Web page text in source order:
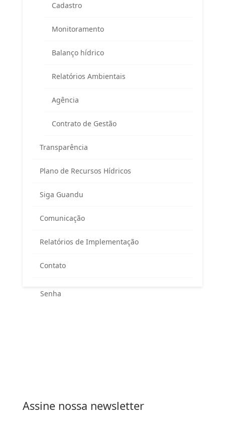
Cadastro
Monitoramento
Balanço hídrico
Relatórios Ambientais
Agência
Contrato de Gestão
Transparência
Plano de Recursos Hídricos
Siga Guandu
Comunicação
Relatórios de Implementação
Contato
Rodovia BR 465, km 7 (Campus da UFRRJ)
Seropédica/RJ – CEP 23897-000
E-mail:guandu@agevap.org.br
Área exclusiva para os membros
do Comitê Guandu-RJ
Assine nossa newsletter